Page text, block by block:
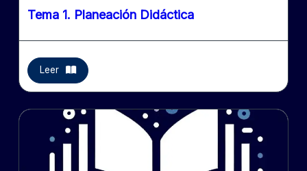
Tema 1. Planeación Didáctica
Leer